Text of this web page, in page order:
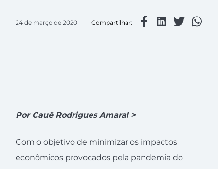
24 de março de 2020 Compartilhar:
Por Cauê Rodrigues Amaral >
Com o objetivo de minimizar os impactos
econômicos provocados pela pandemia do